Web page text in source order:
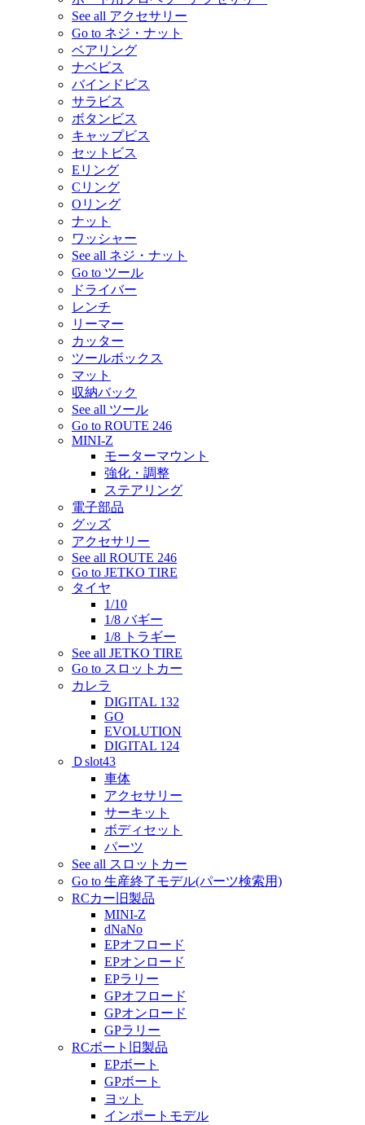
See all アクセサリー
Go to ネジ・ナット
ベアリング
ナベビス
バインドビス
サラビス
ボタンビス
キャップビス
セットビス
Eリング
Cリング
Oリング
ナット
ワッシャー
See all ネジ・ナット
Go to ツール
ドライバー
レンチ
リーマー
カッター
ツールボックス
マット
収納バック
See all ツール
Go to ROUTE 246
MINI-Z
モーターマウント
強化・調整
ステアリング
電子部品
グッズ
アクセサリー
See all ROUTE 246
Go to JETKO TIRE
タイヤ
1/10
1/8 バギー
1/8 トラギー
See all JETKO TIRE
Go to スロットカー
カレラ
DIGITAL 132
GO
EVOLUTION
DIGITAL 124
Ｄslot43
車体
アクセサリー
サーキット
ボディセット
パーツ
See all スロットカー
Go to 生産終了モデル(パーツ検索用)
RCカー旧製品
MINI-Z
dNaNo
EPオフロード
EPオンロード
EPラリー
GPオフロード
GPオンロード
GPラリー
RCボート旧製品
EPボート
GPボート
ヨット
インポートモデル